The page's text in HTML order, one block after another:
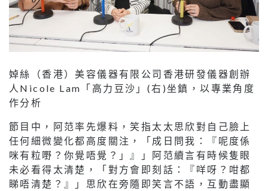
婥絲（香港）美容儀器有限公司香港研發儀器創辦
人Nicole Lam「高力豆沙」(右)坐鎮，以專業角度
作分析
節目中，阿范率先爆料，笑指太太思欣對自己臉上
任何細微變化都高度關注，「成日問我：『呢度係
咪有粒嘢？你覺唔覺？」』」阿范續言有時候隻眼
未必看得太清楚，「對方會即刻話：『咩呀？咁都
睇唔清楚？』」思欣在旁隨即笑言不語，互動盡顯